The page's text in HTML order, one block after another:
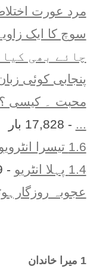
مرد عورت
سوچ کا ایک زاویہ
چائے بھی
پنجابی کوئی
محبت ۔ کیسی ؟
... - 17,828 بار
1.6 تیسرا انٹرویو
1.4 پہلا انٹریو
- 17,679 بار
عجوبہ
1 ميرا خاندان